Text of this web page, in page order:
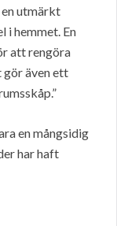
utmärkt
i hemmet. En
att rengöra
även ett
en mångsidig
har haft